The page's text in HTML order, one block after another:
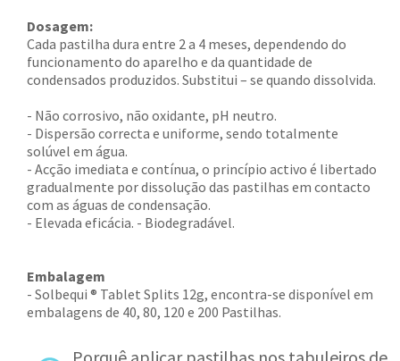
Dosagem:
Cada pastilha dura entre 2 a 4 meses, dependendo do
funcionamento do aparelho e da quantidade de
condensados produzidos. Substitui – se quando dissolvida.
- Não corrosivo, não oxidante, pH neutro.
- Dispersão correcta e uniforme, sendo totalmente
solúvel em água.
- Acção imediata e contínua, o princípio activo é libertado
gradualmente por dissolução das pastilhas em contacto
com as águas de condensação.
- Elevada eficácia. - Biodegradável.
Embalagem
- Solbequi ® Tablet Splits 12g, encontra-se disponível em
embalagens de 40, 80, 120 e 200 Pastilhas.